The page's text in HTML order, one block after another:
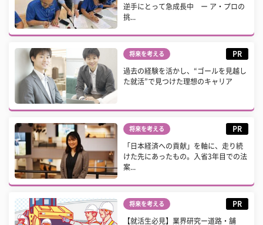
逆手にとって急成長中 ー ア・プロの
挑...
将来を考える PR
過去の経験を活かし、“ゴールを見越し
た就活”で見つけた理想のキャリア
将来を考える PR
「日本経済への貢献」を軸に、走り続
けた先にあったもの。入省3年目での法
案...
将来を考える PR
【就活生必見】業界研究ー道路・舗